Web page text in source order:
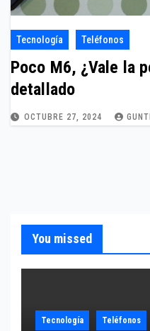
Tecnología Teléfonos
Poco M6, ¿Vale la
detallado
OCTUBRE 27, 2024
You missed
Tecnología Teléfonos